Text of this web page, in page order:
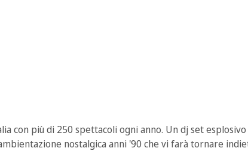
con più di 250 spettacoli ogni anno. Un dj set
nostalgica anni '90 che vi farà tornare